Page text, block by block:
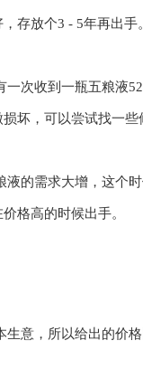
存放个3 - 5年再出手。
次收到一瓶五粮液
坏，可以尝试找一
的需求大增，这个
格高的时候出手。
意，所以给出的价